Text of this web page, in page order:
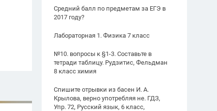
Средний балл по предметам за ЕГЭ в
2017 году?
Лабораторная 1. Физика 7 класс
№10. вопросы к §1-3. Составьте в
тетради таблицу. Рудзитис, Фельдман
8 класс химия
Спишите отрывки из басен И. А.
Крылова, верно употребляя не. ГДЗ,
Упр. 72, Русский язык, 6 класс,